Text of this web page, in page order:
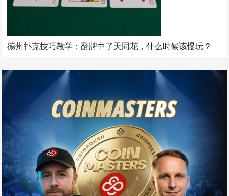
德州扑克技巧教学：翻牌中了天同花，什么时候该慢玩？